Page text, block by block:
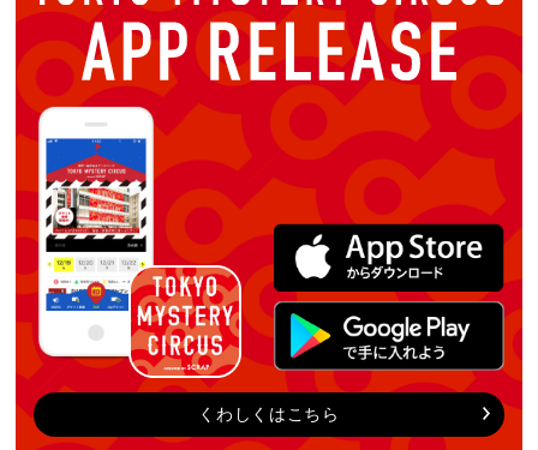
くわしくはこちら